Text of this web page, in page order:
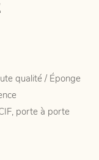
qualité / Éponge
porte à porte